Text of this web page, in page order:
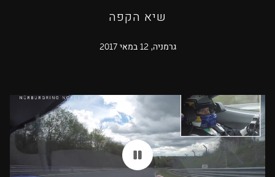
שיא הקפה
גרמניה, 12 במאי 2017